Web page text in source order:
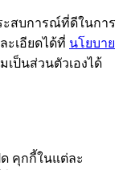
ะสบการณ์ที่ดีในการ
เอียดได้ที่ นโยบาย
เป็นส่วนตัวเองได้
คุกกี้ในแต่ละ